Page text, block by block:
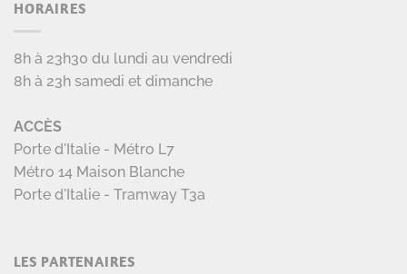
HORAIRES
8h à 23h30 du lundi au vendredi
8h à 23h samedi et dimanche
ACCÈS
Porte d'Italie - Métro L7
Métro 14 Maison Blanche
Porte d'Italie - Tramway T3a
LES PARTENAIRES